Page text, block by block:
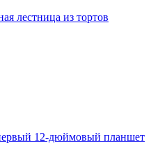
лестница из тортов
12-дюймовый планшет